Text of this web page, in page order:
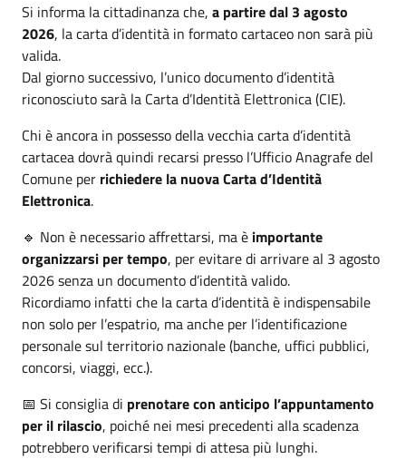
Si informa la cittadinanza che, a partire dal 3 agosto
2026, la carta d’identità in formato cartaceo non sarà più
valida.
Dal giorno successivo, l’unico documento d’identità
riconosciuto sarà la Carta d’Identità Elettronica (CIE).
Chi è ancora in possesso della vecchia carta d’identità
cartacea dovrà quindi recarsi presso l’Ufficio Anagrafe del
Comune per richiedere la nuova Carta d’Identità
Elettronica.
🔹 Non è necessario affrettarsi, ma è importante
organizzarsi per tempo, per evitare di arrivare al 3 agosto
2026 senza un documento d’identità valido.
Ricordiamo infatti che la carta d’identità è indispensabile
non solo per l’espatrio, ma anche per l’identificazione
personale sul territorio nazionale (banche, uffici pubblici,
concorsi, viaggi, ecc.).
📅 Si consiglia di prenotare con anticipo l’appuntamento
per il rilascio, poiché nei mesi precedenti alla scadenza
potrebbero verificarsi tempi di attesa più lunghi.